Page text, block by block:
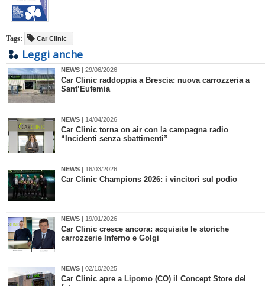
Tags: Car Clinic
Leggi anche
NEWS | 29/06/2026
​Car Clinic raddoppia a Brescia: nuova carrozzeria a
Sant’Eufemia
NEWS | 14/04/2026
Car Clinic torna on air con la campagna radio
“Incidenti senza sbattimenti”
NEWS | 16/03/2026
Car Clinic Champions 2026: i vincitori sul podio
NEWS | 19/01/2026
Car Clinic cresce ancora: acquisite le storiche
carrozzerie Inferno e Golgi
NEWS | 02/10/2025
Car Clinic apre a Lipomo (CO) il Concept Store del